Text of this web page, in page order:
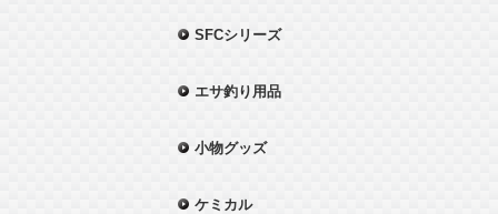
SFCシリーズ
エサ釣り用品
小物グッズ
ケミカル